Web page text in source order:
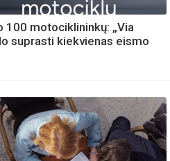
100 motociklininkų: „Via
suprasti kiekvienas eismo